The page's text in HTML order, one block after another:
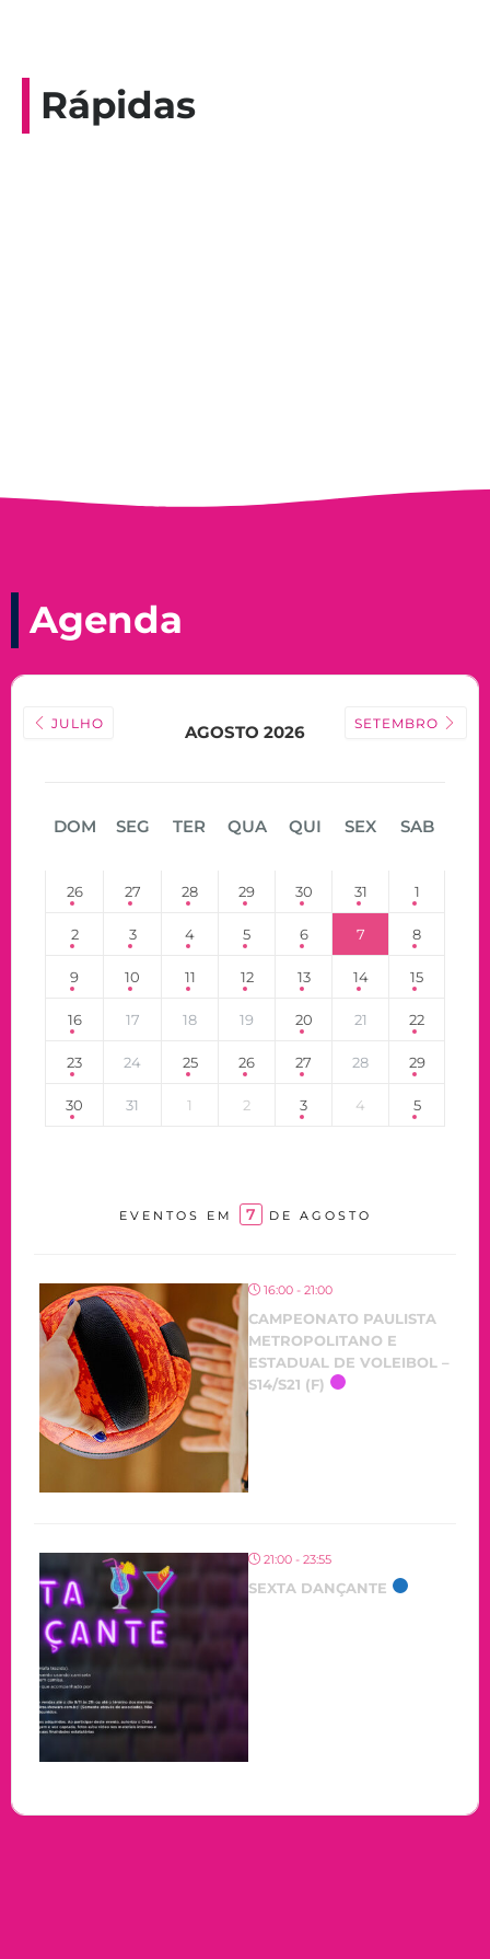
Rápidas
Agenda
JULHO AGOSTO 2026 SETEMBRO
DOM SEG TER QUA QUI SEX SAB
26 27 28 29 30 31 1
2 3 4 5 6 7 8
9 10 11 12 13 14 15
16 17 18 19 20 21 22
23 24 25 26 27 28 29
30 31 1 2 3 4 5
EVENTOS EM 7 DE AGOSTO
16:00 - 21:00
CAMPEONATO PAULISTA
METROPOLITANO E
ESTADUAL DE VOLEIBOL –
S14/S21 (F)
21:00 - 23:55
SEXTA DANÇANTE